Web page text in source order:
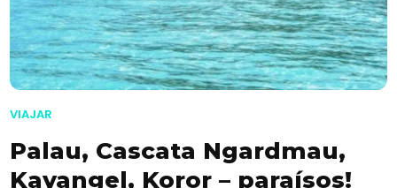
VIAJAR
Palau, Cascata Ngardmau,
Kayangel, Koror – paraísos!